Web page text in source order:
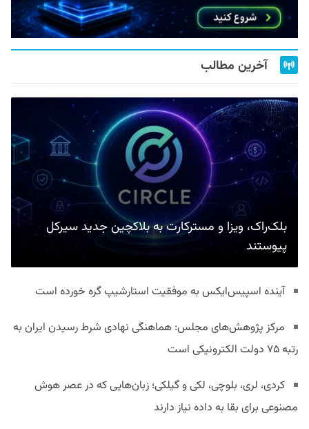
آخرین مطالب
بلک‌راک، ویزا و مسترکارت به بلاکچین جدید سیرکل
پیوستند
آینده اسپیس‌ایکس به موفقیت استارشیپ گره خورده است
مرکز پژوهش‌های مجلس: هماهنگی نهادی شرط رسیدن ایران به
رتبه ۷۵ دولت الکترونیکی است
کردی، لری، بلوچی، لکی و گیلکی؛ زبان‌هایی که در عصر هوش
مصنوعی برای بقا به داده نیاز دارند